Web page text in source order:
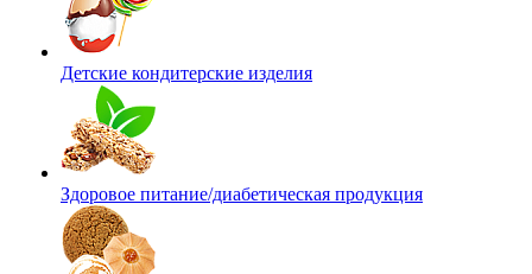
Детские кондитерские изделия
Здоровое питание/диабетическая продукция